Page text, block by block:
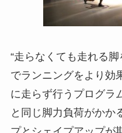
“走らなくても走れる
でランニングをより効
に走らず行うプログラ
と同じ脚力負荷がかか